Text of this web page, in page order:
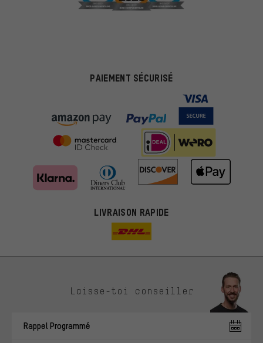
PAIEMENT SÉCURISÉ
LIVRAISON RAPIDE
Laisse-toi conseiller
Rappel Programmé
Des offres plus adaptées
Au lieu de pubs au hasard, nous afficherons des offres plus
intérêts et à te présenter des offres et des conseils sur mesure.